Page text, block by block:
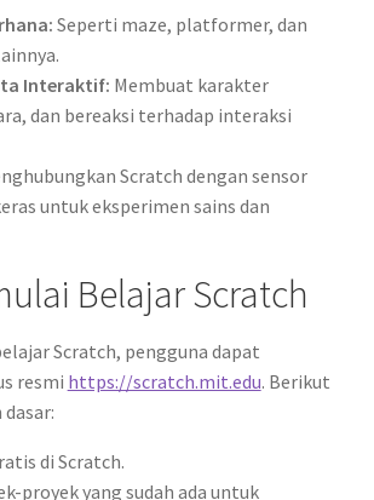
Seperti maze, platformer, dan
Interaktif: Membuat karakter
dan bereaksi terhadap interaksi
Scratch dengan sensor
untuk eksperimen sains dan
Belajar Scratch
Scratch, pengguna dapat
resmi https://scratch.mit.edu. Berikut
di Scratch.
proyek yang sudah ada untuk